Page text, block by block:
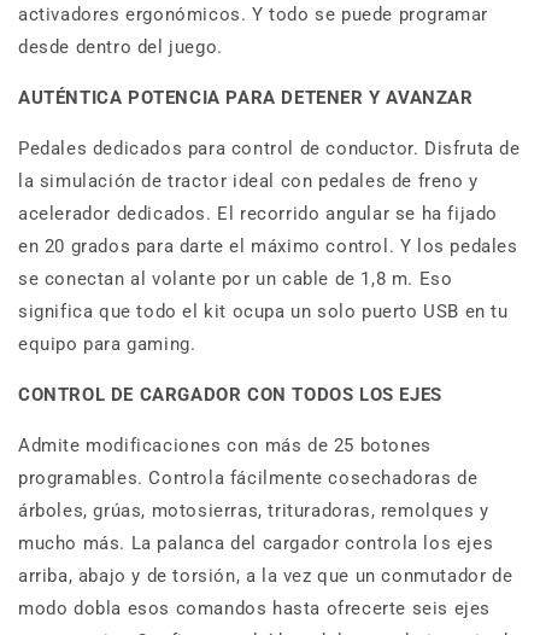
activadores ergonómicos. Y todo se puede programar
desde dentro del juego.
AUTÉNTICA POTENCIA PARA DETENER Y AVANZAR
Pedales dedicados para control de conductor. Disfruta de
la simulación de tractor ideal con pedales de freno y
acelerador dedicados. El recorrido angular se ha fijado
en 20 grados para darte el máximo control. Y los pedales
se conectan al volante por un cable de 1,8 m. Eso
significa que todo el kit ocupa un solo puerto USB en tu
equipo para gaming.
CONTROL DE CARGADOR CON TODOS LOS EJES
Admite modificaciones con más de 25 botones
programables. Controla fácilmente cosechadoras de
árboles, grúas, motosierras, trituradoras, remolques y
mucho más. La palanca del cargador controla los ejes
arriba, abajo y de torsión, a la vez que un conmutador de
modo dobla esos comandos hasta ofrecerte seis ejes